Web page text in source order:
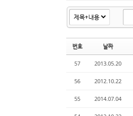
번호 날짜
57 2013.05.20
56 2012.10.22
55 2014.07.04